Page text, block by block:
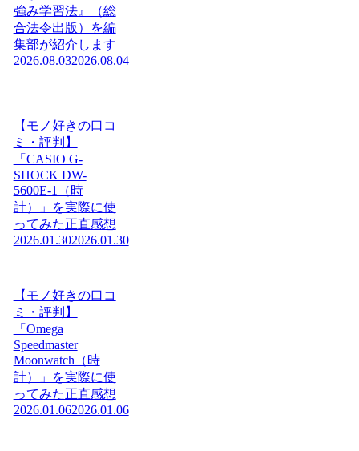
強み学習法』（総
合法令出版）を編
集部が紹介します
2026.08.032026.08.04
【モノ好きの口コ
ミ・評判】
「CASIO G-
SHOCK DW-
5600E-1（時
計）」を実際に使
ってみた正直感想
2026.01.302026.01.30
【モノ好きの口コ
ミ・評判】
「Omega
Speedmaster
Moonwatch（時
計）」を実際に使
ってみた正直感想
2026.01.062026.01.06